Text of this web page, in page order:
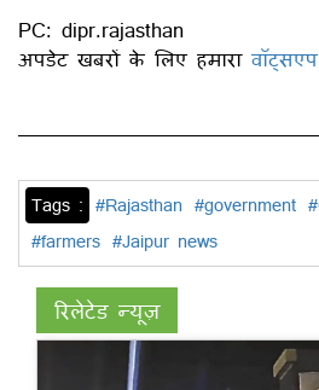
PC: dipr.rajasthan
अपडेट खबरों के लिए हमारा
Tags : #Rajasthan #government
#farmers #Jaipur news
रिलेटेड न्यूज़